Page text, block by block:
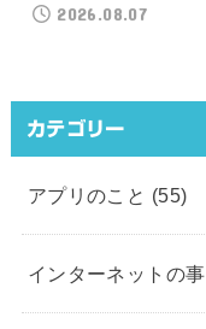
2026.08.07
カテゴリー
アプリのこと (55)
インターネットの事